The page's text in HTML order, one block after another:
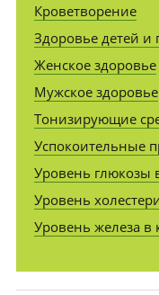
Кроветворение
Здоровье детей и
Женское здоровье
Мужское здоровье
Тонизирующие
Успокоительные
Уровень глюкозы
Уровень
Уровень железа в